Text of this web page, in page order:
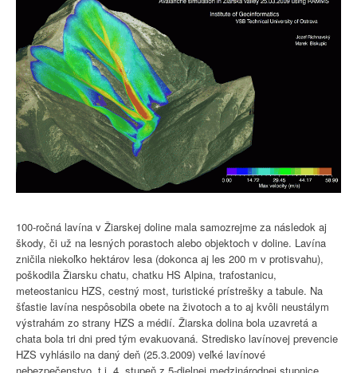
100-ročná lavína v Žiarskej doline mala samozrejme za následok aj
škody, či už na lesných porastoch alebo objektoch v doline. Lavína
zničila niekoľko hektárov lesa (dokonca aj les 200 m v protisvahu),
poškodila Žiarsku chatu, chatku HS Alpina, trafostanicu,
meteostanicu HZS, cestný most, turistické prístrešky a tabule. Na
šťastie lavína nespôsobila obete na životoch a to aj kvôli neustálym
výstrahám zo strany HZS a médií. Žiarska dolina bola uzavretá a
chata bola tri dni pred tým evakuovaná. Stredisko lavínovej prevencie
HZS vyhlásilo na daný deň (25.3.2009) veľké lavínové